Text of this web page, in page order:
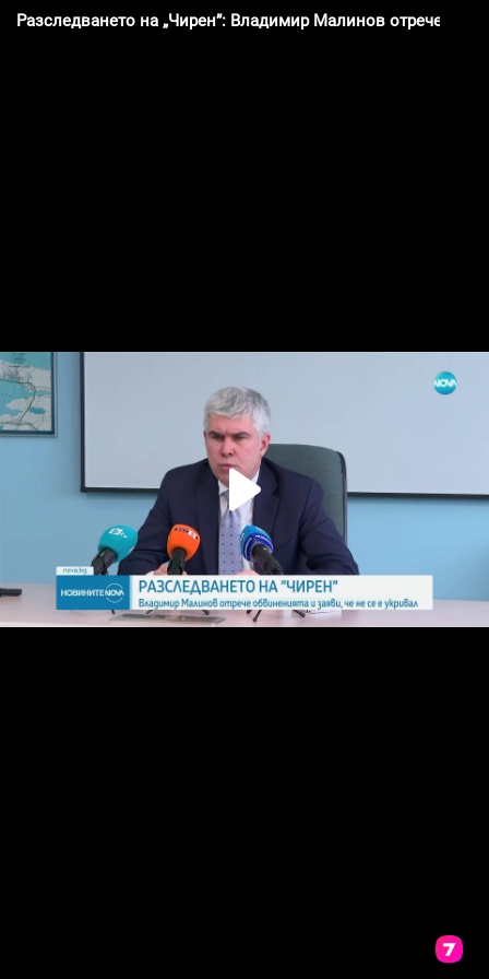
Разследването на „Чирен”: Владимир Малинов отрече